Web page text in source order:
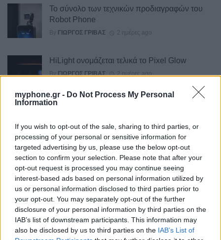
myphone.gr - Do Not Process My Personal
Information
If you wish to opt-out of the sale, sharing to third parties, or
processing of your personal or sensitive information for
targeted advertising by us, please use the below opt-out
section to confirm your selection. Please note that after your
opt-out request is processed you may continue seeing
interest-based ads based on personal information utilized by
us or personal information disclosed to third parties prior to
your opt-out. You may separately opt-out of the further
disclosure of your personal information by third parties on the
IAB’s list of downstream participants. This information may
also be disclosed by us to third parties on the IAB’s List of
Το σύνολο των τεχνικών προδιαγραφών του
Robot Phone
By ΓΙΏΡΓΟΣ ΓΡΊΒΑΣ 2 ημέρες ago
HiLight ονομάζεται τελικά το Pixel Glow
ByΓΙΏΡΓΟΣ ΓΡΊΒΑΣ 2 ημέρες ago
Pro XL
By ΓΙΏΡΓΟΣ ΓΡΊΒΑΣ 3 ημέρες ago
Motorola: ετοιμάζει δυναμική επιστροφή στα
smartwatches
ByΓΙΏΡΓΟΣ ΓΡΊΒΑΣ 4 ημέρες ago
Η πιο ταξιδιάρικη βαλίτσα του φετινού